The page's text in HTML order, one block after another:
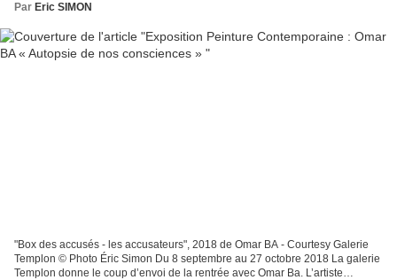
Par Eric SIMON
"Box des accusés - les accusateurs", 2018 de Omar BA - Courtesy Galerie
Templon © Photo Éric Simon Du 8 septembre au 27 octobre 2018 La galerie
Templon donne le coup d’envoi de la rentrée avec Omar Ba. L’artiste